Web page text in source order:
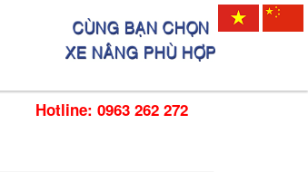
Hotline: 0963 262 272